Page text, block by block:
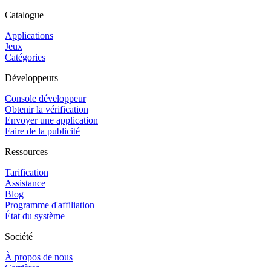
Catalogue
Applications
Jeux
Catégories
Développeurs
Console développeur
Obtenir la vérification
Envoyer une application
Faire de la publicité
Ressources
Tarification
Assistance
Blog
Programme d'affiliation
État du système
Société
À propos de nous